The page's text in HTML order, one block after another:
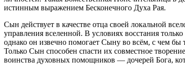
истинным выражением Бесконечного Духа Рая.
Сын действует в качестве отца своей локальной
управления вселенной. В условиях восстания
однако он извечно помогает Сыну во всём, с чем бы
Только Сын способен спасти их совместное
воинства духовных помощников — дочерей Бога,